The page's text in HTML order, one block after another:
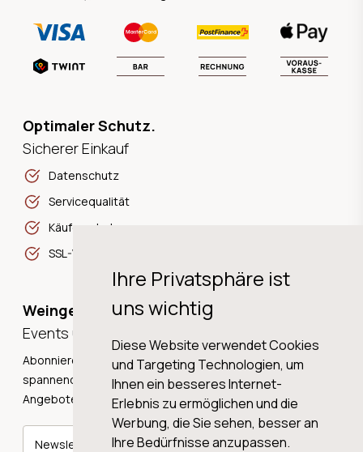
Ihre Privatsphäre ist
uns wichtig
Diese Website verwendet Cookies
und Targeting Technologien, um
Ihnen ein besseres Internet-
Erlebnis zu ermöglichen und die
Werbung, die Sie sehen, besser an
Ihre Bedürfnisse anzupassen.
Optimaler Schutz.
Sicherer Einkauf
Datenschutz
Servicequalität
Käuferschutz
SSL-Verschlüsselung
Weingeschichten,
Events und Neuigkeiten!
Abonnieren Sie unseren Newsletter und erhalten Sie
spannende Weingeschichten, Neuigkeiten und tolle
Angebote direkt in Ihre Mailbox.
Newsletter abonnieren